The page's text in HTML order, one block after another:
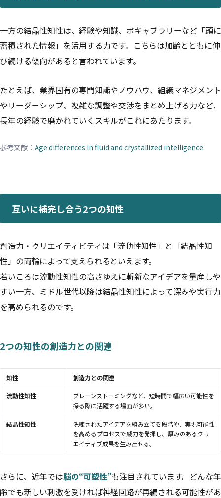
一方の結晶性知性は、経験や知識、ボキャブラリーなど「頭に
蓄積された情報」を活用する力です。こちらは加齢とともに伸
び続ける傾向があると言われています。
たとえば、業界固有の専門知識やノウハウ、組織マネジメント
やリーダーシップ、複雑な調整や交渉をまとめ上げる力など、
長年の経験で磨かれていくスキルがこれにあたります。
参考文献： Age differences in fluid and crystallized intelligence.
互いに補完し合う2つの知性
創造力・クリエイティビティは「流動性知性」と「結晶性知
性」の両輪によって支えられるといえます。
若いころは流動性知性の高さゆえに斬新なアイデアを量産しや
すい一方、ミドル世代以降は結晶性知性によって深みや実行力
を高められるのです。
2つの知性の創造力との関連
知性 創造力との関連
流動性知性
ブレーンストーミングなど、短時間で幅広い可能性を
探る際に活躍する場面が多い。
結晶性知性
洗練されたアイデアを組み立てる段階や、実現可能性
を高めるプロセスで威力を発揮し、厚みのあるクリ
エイティブ成果を生み出せる。
さらに、近年では脳の“可塑性”も注目されています。どんな年
齢でも新しい刺激を受ければ神経回路が再編される可能性があ